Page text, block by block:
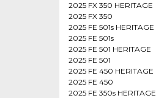
2025 FX 350 HERITAGE
2025 FX 350
2025 FE 501s HERITAGE
2025 FE 501s
2025 FE 501 HERITAGE
2025 FE 501
2025 FE 450 HERITAGE
2025 FE 450
2025 FE 350s HERITAGE